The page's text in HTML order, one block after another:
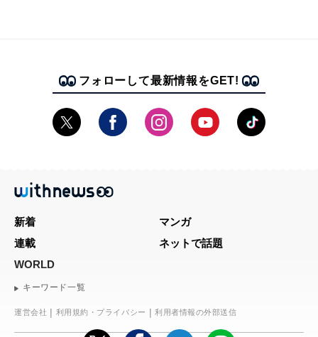
フォローして最新情報をGET!
新着
マンガ
連載
ネットで話題
WORLD
キーワード一覧
運営会社 利用規約・プライバシー 利用者情報の外部送信